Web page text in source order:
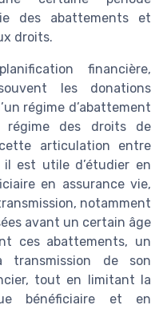
des abattements et
droits.
financière,
les donations
régime d’abattement
régime des droits de
articulation entre
il est utile d’étudier en
en assurance vie,
notamment
avant un certain âge
ces abattements, un
transmission de son
tout en limitant la
bénéficiaire et en